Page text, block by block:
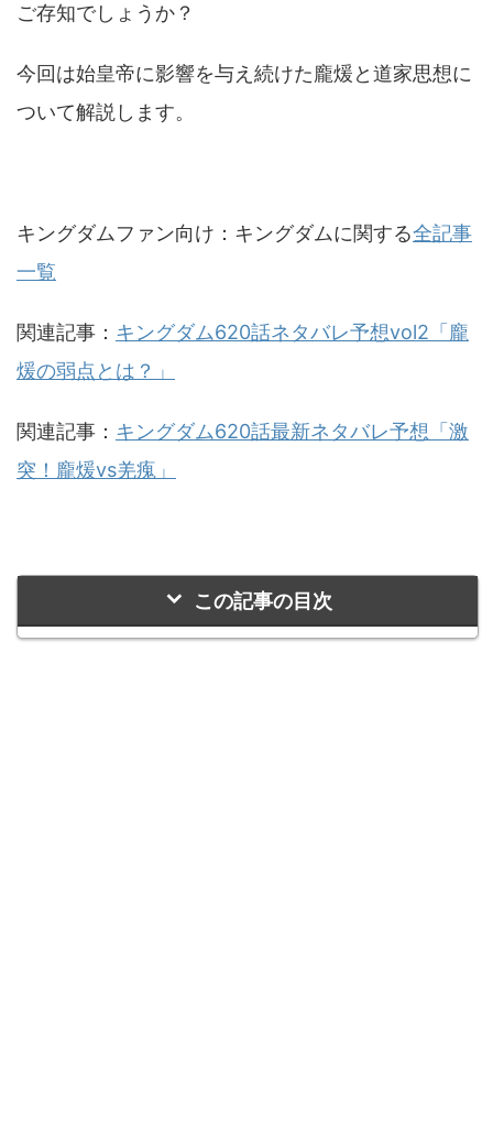
ご存知でしょうか？
今回は始皇帝に影響を与え続けた龐煖と道家思想に
ついて解説します。
キングダムファン向け：キングダムに関する全記事
一覧
関連記事： キングダム620話ネタバレ予想vol2「龐
煖の弱点とは？」
関連記事： キングダム620話最新ネタバレ予想「激
突！龐煖vs羌瘣」
この記事の目次